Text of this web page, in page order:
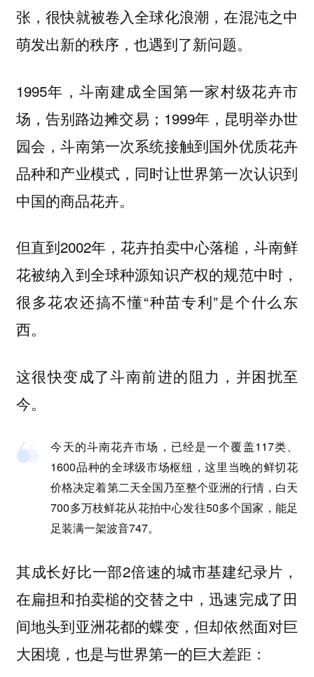
张，很快就被卷入全球化浪潮，在混沌之中
萌发出新的秩序，也遇到了新问题。
1995年，斗南建成全国第一家村级花卉市
场，告别路边摊交易；1999年，昆明举办世
园会，斗南第一次系统接触到国外优质花卉
品种和产业模式，同时让世界第一次认识到
中国的商品花卉。
但直到2002年，花卉拍卖中心落槌，斗南鲜
花被纳入到全球种源知识产权的规范中时，
很多花农还搞不懂“种苗专利”是个什么东
西。
这很快变成了斗南前进的阻力，并困扰至
今。
今天的斗南花卉市场，已经是一个覆盖117类、
1600品种的全球级市场枢纽，这里当晚的鲜切花
价格决定着第二天全国乃至整个亚洲的行情，白天
700多万枝鲜花从花拍中心发往50多个国家，能足
足装满一架波音747。
其成长好比一部2倍速的城市基建纪录片，
在扁担和拍卖槌的交替之中，迅速完成了田
间地头到亚洲花都的蝶变，但却依然面对巨
大困境，也是与世界第一的巨大差距：